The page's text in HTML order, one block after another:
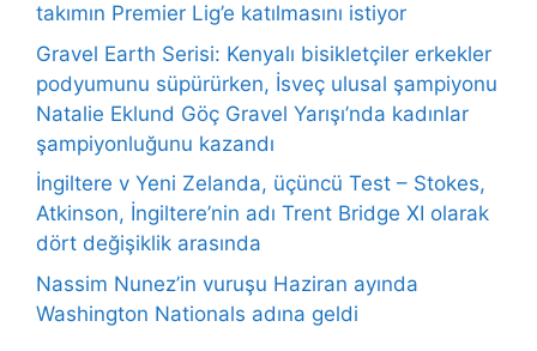
takımın Premier Lig’e katılmasını istiyor
Gravel Earth Serisi: Kenyalı bisikletçiler erkekler
podyumunu süpürürken, İsveç ulusal şampiyonu
Natalie Eklund Göç Gravel Yarışı’nda kadınlar
şampiyonluğunu kazandı
İngiltere v Yeni Zelanda, üçüncü Test – Stokes,
Atkinson, İngiltere’nin adı Trent Bridge XI olarak
dört değişiklik arasında
Nassim Nunez’in vuruşu Haziran ayında
Washington Nationals adına geldi